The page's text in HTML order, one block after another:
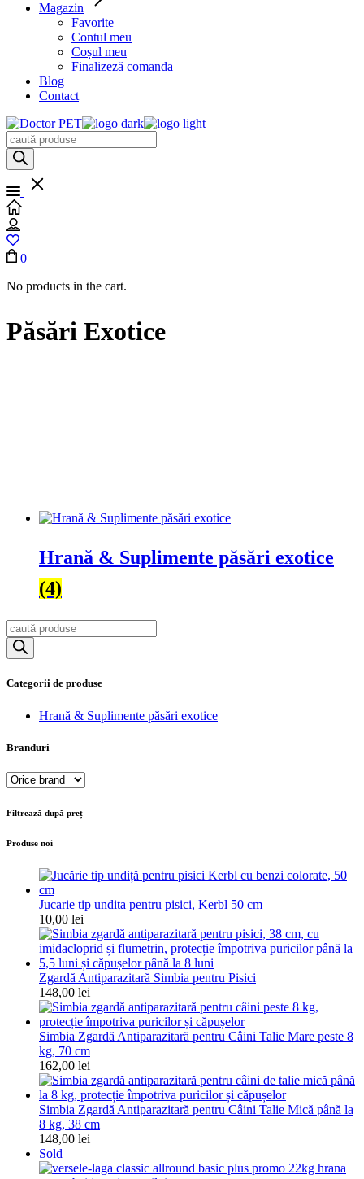
Magazin
Favorite
Contul meu
Coșul meu
Finalizeză comanda
Blog
Contact
Products
search
0
No products in the cart.
Păsări Exotice
Hrană & Suplimente păsări exotice
(4)
Products
search
Categorii de produse
Hrană & Suplimente păsări exotice
Branduri
Filtrează după preț
Produse noi
Jucarie tip undita pentru pisici, Kerbl 50 cm
10,00 lei
Zgardă Antiparazitară Simbia pentru Pisici
148,00 lei
Simbia Zgardă Antiparazitară pentru Câini Talie Mare peste 8
kg, 70 cm
162,00 lei
Simbia Zgardă Antiparazitară pentru Câini Talie Mică până la
8 kg, 38 cm
148,00 lei
Sold